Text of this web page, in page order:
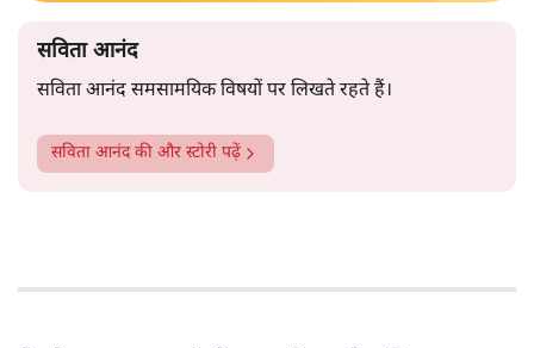
सविता आनंद
सविता आनंद समसामयिक विषयों पर लिखते रहते हैं।
सविता आनंदकी और स्टोरी पढ़ें